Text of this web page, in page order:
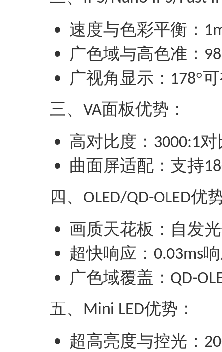
‌速度与色彩平衡‌：
‌广色域与高色准‌：
‌广视角显示‌： 178°
三、 VA面板‌优势‌：
‌高对比度‌： 3000:1对
‌曲面屏适配‌：支持
四、 OLED/QD-OLED优
画质天花板‌：自发
‌超快响应‌： 0.03ms
‌广色域覆盖‌： QD-
五、 Mini LED优势‌：
‌超高亮度与控光‌：